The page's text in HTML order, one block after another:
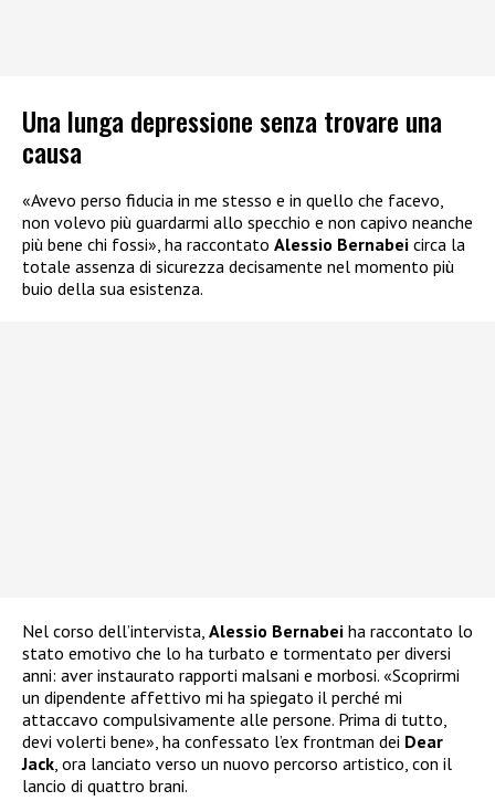
Una lunga depressione senza trovare una
causa
«Avevo perso fiducia in me stesso e in quello che facevo,
non volevo più guardarmi allo specchio e non capivo neanche
più bene chi fossi», ha raccontato Alessio Bernabei circa la
totale assenza di sicurezza decisamente nel momento più
buio della sua esistenza.
Nel corso dell’intervista, Alessio Bernabei ha raccontato lo
stato emotivo che lo ha turbato e tormentato per diversi
anni: aver instaurato rapporti malsani e morbosi. «Scoprirmi
un dipendente affettivo mi ha spiegato il perché mi
attaccavo compulsivamente alle persone. Prima di tutto,
devi volerti bene», ha confessato l’ex frontman dei Dear
Jack, ora lanciato verso un nuovo percorso artistico, con il
lancio di quattro brani.